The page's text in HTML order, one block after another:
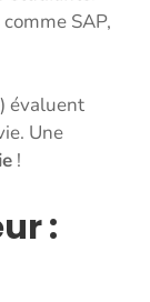
SAP,
évaluent
Une
!
: